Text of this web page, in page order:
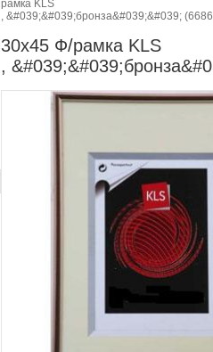
рамка KLS
, &#039;&#039;бронза&#039;&#039;
30х45 Ф/рамка KLS
,